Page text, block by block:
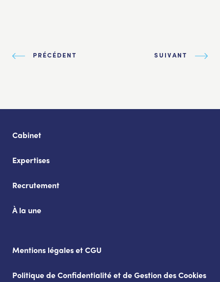
PRÉCÉDENT SUIVANT
Cabinet
Expertises
Recrutement
À la une
Mentions légales et CGU
Politique de Confidentialité et de Gestion des Cookies